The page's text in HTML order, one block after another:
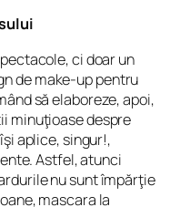
ci doar un
de make-up pentru
să elaboreze, apoi,
minuţioase despre
aplice, singur!,
Astfel, atunci
nu sunt împărţie
mascara la